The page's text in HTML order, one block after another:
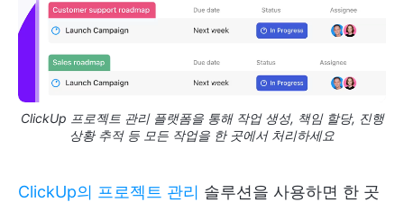
ClickUp 프로젝트 관리 플랫폼을 통해 작업 생성, 책임 할당, 진행
상황 추적 등 모든 작업을 한 곳에서 처리하세요
ClickUp의 프로젝트 관리 솔루션을 사용하면 한 곳